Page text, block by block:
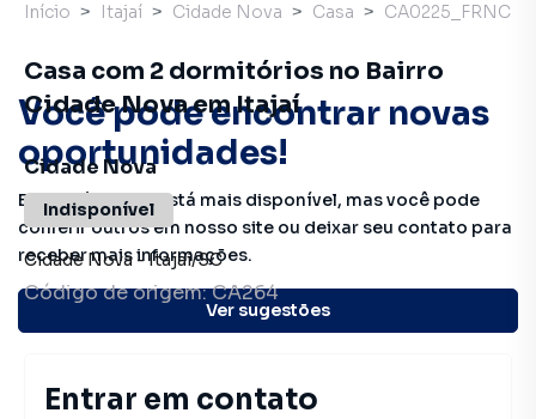
Você pode encontrar novas
oportunidades!
Este imóvel não está mais disponível, mas você pode
conferir outros em nosso site ou deixar seu contato para
receber mais informações.
Ver sugestões
Início Itajaí Cidade Nova Casa CA0225_FRNC
Casa com 2 dormitórios no Bairro
Cidade Nova em Itajaí
Cidade Nova
Indisponível
Cidade Nova-Itajaí/SC
Código de origem:CA264
Entrar em contato